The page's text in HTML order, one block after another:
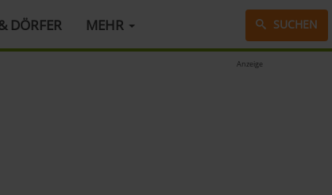
DÖRFER MEHR SUCHEN
Anzeige